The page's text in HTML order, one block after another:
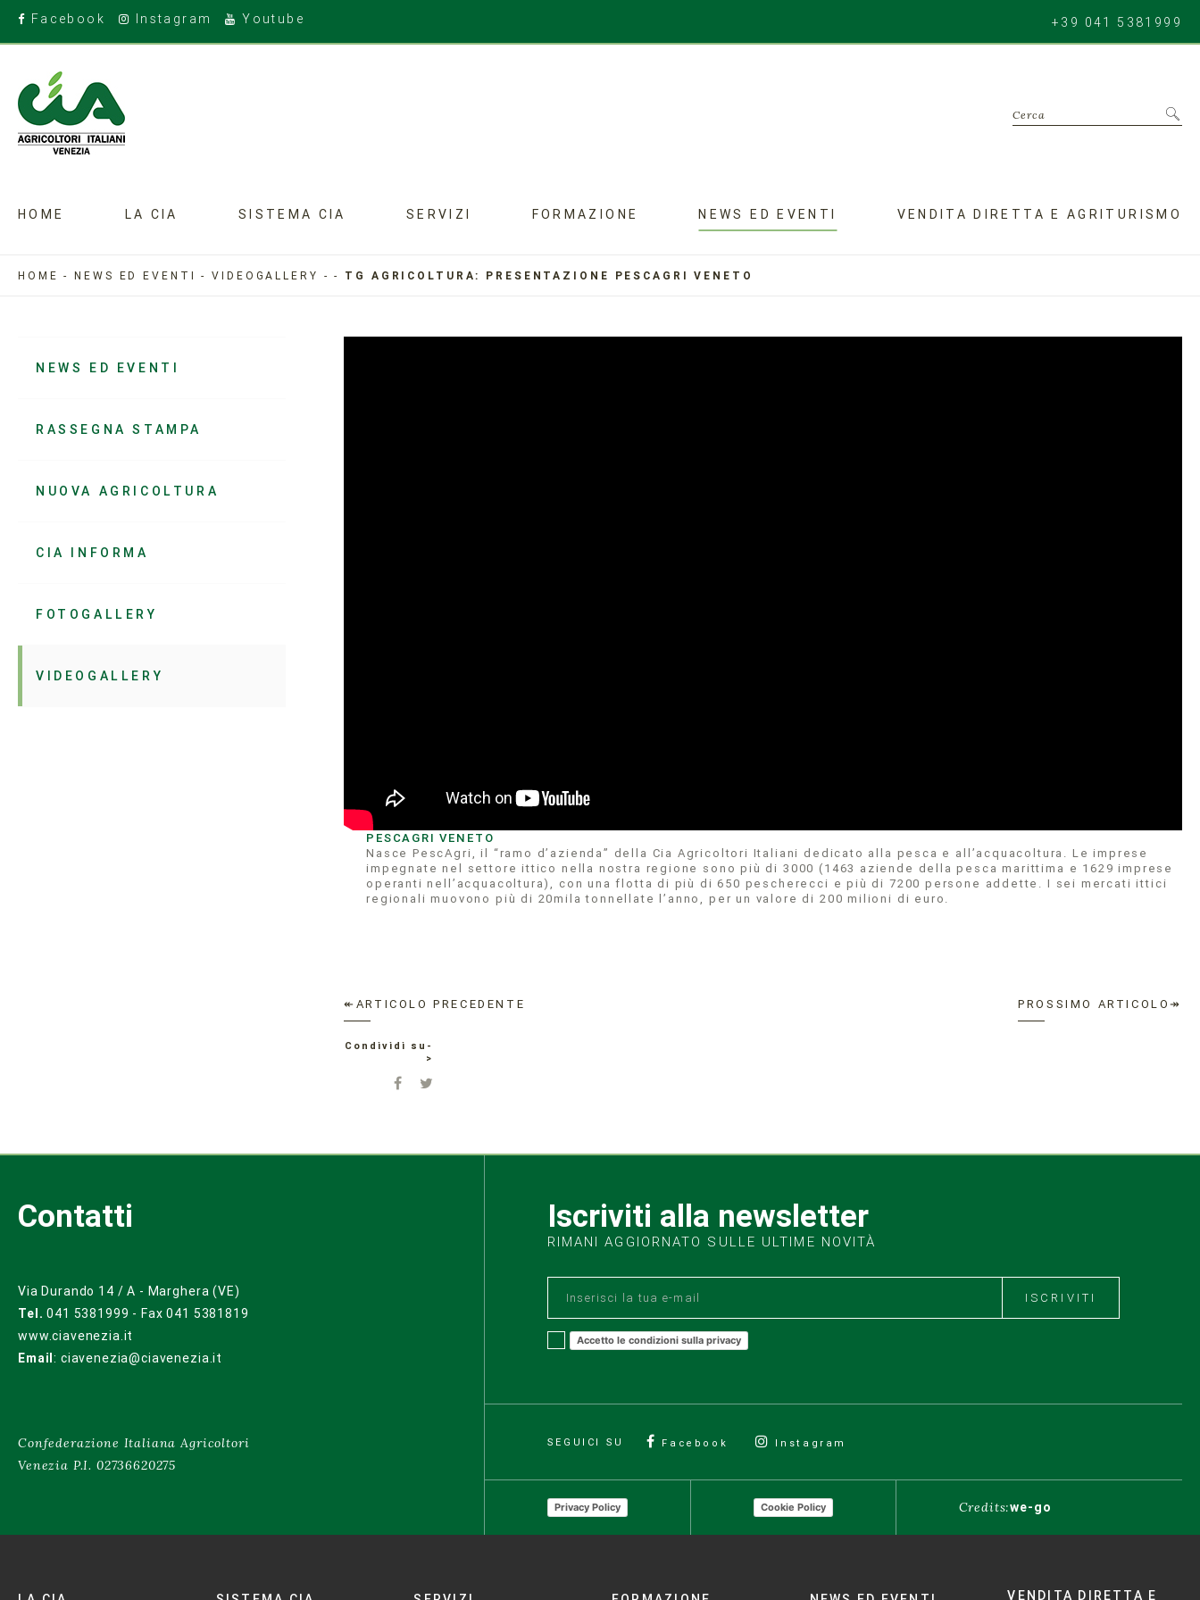
Facebook Instagram Youtube +39 041 5381999
Cerca
HOME LA CIA SISTEMA CIA SERVIZI FORMAZIONE NEWS ED EVENTI VENDITA DIRETTA E AGRITURISMO
HOME -NEWS ED EVENTI -VIDEOGALLERY -- TG AGRICOLTURA: PRESENTAZIONE PESCAGRI VENETO
NEWS ED EVENTI
RASSEGNA STAMPA
NUOVA AGRICOLTURA
CIA INFORMA
FOTOGALLERY
VIDEOGALLERY
PESCAGRI VENETO
Nasce PescAgri, il “ramo d’azienda” della Cia Agricoltori Italiani dedicato alla pesca e all’acquacoltura. Le imprese
impegnate nel settore ittico nella nostra regione sono più di 3000 (1463 aziende della pesca marittima e 1629 imprese
operanti nell’acquacoltura), con una flotta di più di 650 pescherecci e più di 7200 persone addette. I sei mercati ittici
regionali muovono più di 20mila tonnellate l’anno, per un valore di 200 milioni di euro.
↞ARTICOLO PRECEDENTE PROSSIMO ARTICOLO↠
Condividi su-
>
Contatti
Via Durando 14 / A - Marghera (VE)
Tel. 041 5381999 - Fax 041 5381819
www.ciavenezia.it
Email: ciavenezia@ciavenezia.it
Confederazione Italiana Agricoltori
Venezia P.I. 02736620275
Iscriviti alla newsletter
RIMANI AGGIORNATO SULLE ULTIME NOVITÀ
ISCRIVITI
Accetto le condizioni sulla privacy
SEGUICI SU Facebook Instagram
Privacy Policy Cookie Policy Credits:we-go
VENDITA DIRETTA E